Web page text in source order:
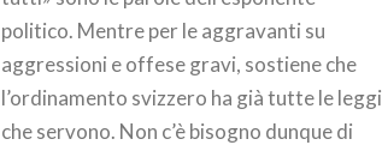
politico. Mentre per le aggravanti su
aggressioni e offese gravi, sostiene che
l’ordinamento svizzero ha già tutte le leggi
che servono. Non c’è bisogno dunque di